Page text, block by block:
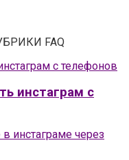
FAQ
инстаграм с